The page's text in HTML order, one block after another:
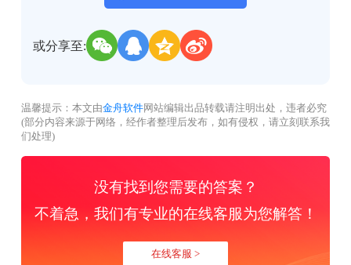
或分享至:
温馨提示：本文由金舟软件网站编辑出品转载请注明出处，违者必究
(部分内容来源于网络，经作者整理后发布，如有侵权，请立刻联系我
们处理)
没有找到您需要的答案？
不着急，我们有专业的在线客服为您解答！
在线客服 >